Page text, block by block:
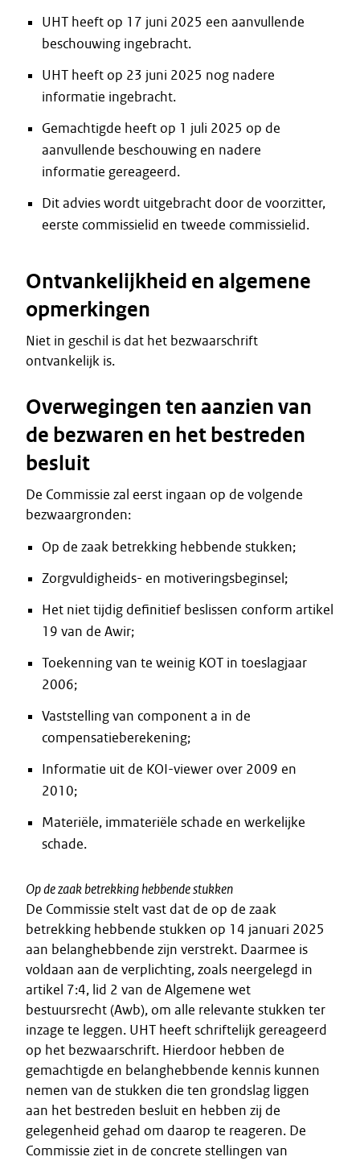
UHT heeft op 17 juni 2025 een aanvullende
beschouwing ingebracht.
UHT heeft op 23 juni 2025 nog nadere
informatie ingebracht.
Gemachtigde heeft op 1 juli 2025 op de
aanvullende beschouwing en nadere
informatie gereageerd.
Dit advies wordt uitgebracht door de voorzitter,
eerste commissielid en tweede commissielid.
Ontvankelijkheid en algemene
opmerkingen
Niet in geschil is dat het bezwaarschrift
ontvankelijk is.
Overwegingen ten aanzien van
de bezwaren en het bestreden
besluit
De Commissie zal eerst ingaan op de volgende
bezwaargronden:
Op de zaak betrekking hebbende stukken;
Zorgvuldigheids- en motiveringsbeginsel;
Het niet tijdig definitief beslissen conform artikel
19 van de Awir;
Toekenning van te weinig KOT in toeslagjaar
2006;
Vaststelling van component a in de
compensatieberekening;
Informatie uit de KOI-viewer over 2009 en
2010;
Materiële, immateriële schade en werkelijke
schade.
Op de zaak betrekking hebbende stukken
De Commissie stelt vast dat de op de zaak
betrekking hebbende stukken op 14 januari 2025
aan belanghebbende zijn verstrekt. Daarmee is
voldaan aan de verplichting, zoals neergelegd in
artikel 7:4, lid 2 van de Algemene wet
bestuursrecht (Awb), om alle relevante stukken ter
inzage te leggen. UHT heeft schriftelijk gereageerd
op het bezwaarschrift. Hierdoor hebben de
gemachtigde en belanghebbende kennis kunnen
nemen van de stukken die ten grondslag liggen
aan het bestreden besluit en hebben zij de
gelegenheid gehad om daarop te reageren. De
Commissie ziet in de concrete stellingen van